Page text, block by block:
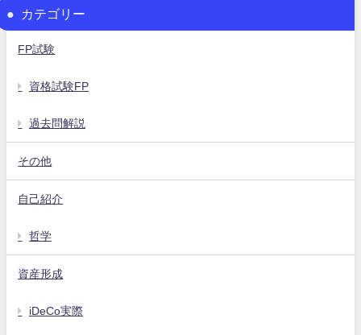
カテゴリー
FP試験
資格試験FP
過去問解説
その他
自己紹介
哲学
資産形成
iDeCo実際